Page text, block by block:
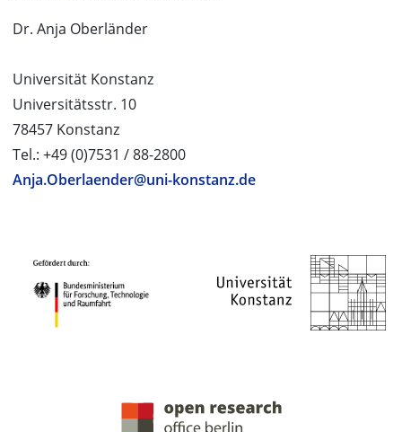
Dr. Anja Oberländer
Universität Konstanz
Universitätsstr. 10
78457 Konstanz
Tel.: +49 (0)7531 / 88-2800
Anja.Oberlaender@uni-konstanz.de